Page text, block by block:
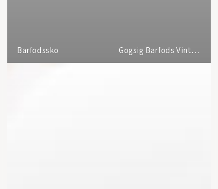
Barfodssko Gogsig Barfods Vinterstøvler